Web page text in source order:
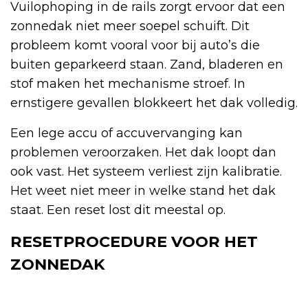
Vuilophoping in de rails zorgt ervoor dat een
zonnedak niet meer soepel schuift. Dit
probleem komt vooral voor bij auto’s die
buiten geparkeerd staan. Zand, bladeren en
stof maken het mechanisme stroef. In
ernstigere gevallen blokkeert het dak volledig.
Een lege accu of accuvervanging kan
problemen veroorzaken. Het dak loopt dan
ook vast. Het systeem verliest zijn kalibratie.
Het weet niet meer in welke stand het dak
staat. Een reset lost dit meestal op.
RESETPROCEDURE VOOR HET
ZONNEDAK